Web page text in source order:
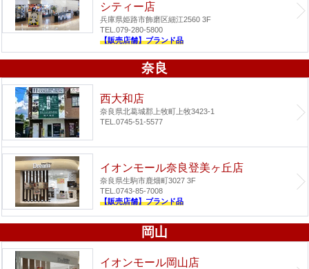
シティー店
兵庫県姫路市飾磨区細江2560 3F
TEL.079-280-5800
【販売店舗】ブランド品
奈良
西大和店
奈良県北葛城郡上牧町上牧3423-1
TEL.0745-51-5577
イオンモール奈良登美ヶ丘店
奈良県生駒市鹿畑町3027 3F
TEL.0743-85-7008
【販売店舗】ブランド品
岡山
イオンモール岡山店